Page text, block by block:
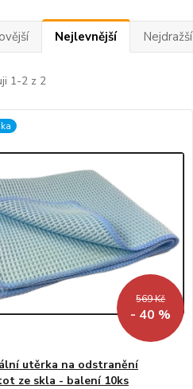
Nejlevnější Nejdražší
1-2 z 2
569 Kč
- 40 %
utěrka na odstranění
ze skla - balení 10ks